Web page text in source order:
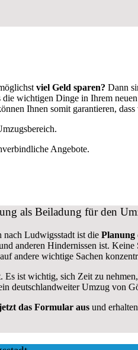
viel Geld sparen? Dann
die wichtigen Dinge in Ihrem
Ihnen somit garantieren,
Angebote.
als Beiladung für den
Ludwigsstadt ist diePlanung
anderen Hindernissen ist.
auf andere wichtige Sachen
ist wichtig, sich Zeit zu
deutschlandweiter Umzug von
das Formular ausund